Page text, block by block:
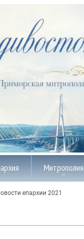
Митрополия
епархии 2021